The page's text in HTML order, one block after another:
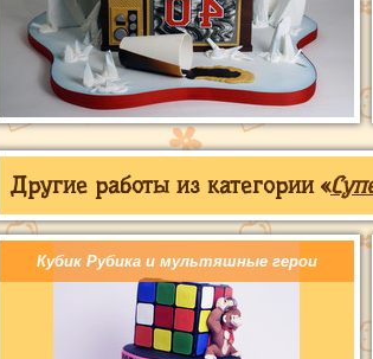
Другие работы из категории «
Кубик Рубика и мультяшные герои